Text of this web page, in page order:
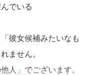
場合は、すぐにその
でいる
彼女候補みたいなも
ません。
人」でございます。